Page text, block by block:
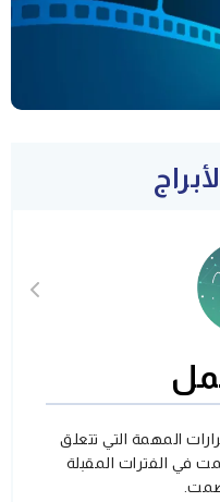
المهمة التي تتعلق
في الفترات المقبلة